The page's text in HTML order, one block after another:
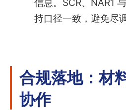
信息。SCR、NAR1
持口径一致，避免尽
合规落地：材
协作